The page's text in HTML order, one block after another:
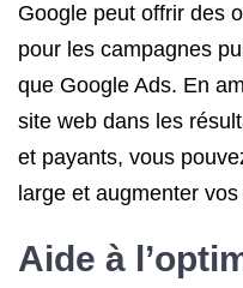
Google peut offrir des
pour les campagnes
que Google Ads. En
site web dans les
et payants, vous
large et augmenter
Aide à